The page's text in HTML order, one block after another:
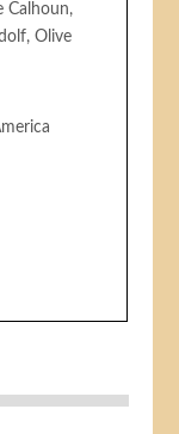
Calhoun,
Olive